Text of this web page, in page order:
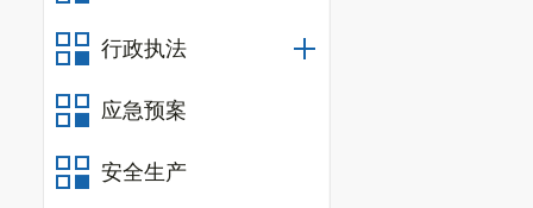
行政执法
应急预案
安全生产